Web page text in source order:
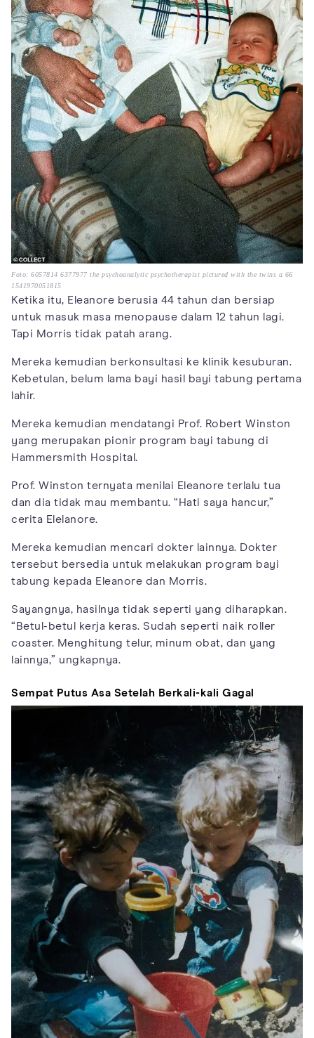
Foto: 6057814 6377977 the psychoanalytic psychotherapist pictured with the twins a 66
1541970051815
Ketika itu, Eleanore berusia 44 tahun dan bersiap
untuk masuk masa menopause dalam 12 tahun lagi.
Tapi Morris tidak patah arang.
Mereka kemudian berkonsultasi ke klinik kesuburan.
Kebetulan, belum lama bayi hasil bayi tabung pertama
lahir.
Mereka kemudian mendatangi Prof. Robert Winston
yang merupakan pionir program bayi tabung di
Hammersmith Hospital.
Prof. Winston ternyata menilai Eleanore terlalu tua
dan dia tidak mau membantu. “Hati saya hancur,”
cerita Elelanore.
Mereka kemudian mencari dokter lainnya. Dokter
tersebut bersedia untuk melakukan program bayi
tabung kepada Eleanore dan Morris.
Sayangnya, hasilnya tidak seperti yang diharapkan.
“Betul-betul kerja keras. Sudah seperti naik roller
coaster. Menghitung telur, minum obat, dan yang
lainnya,” ungkapnya.
Sempat Putus Asa Setelah Berkali-kali Gagal